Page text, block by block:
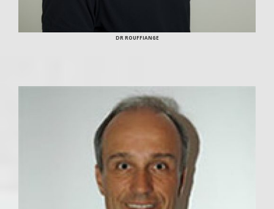
DR ROUFFIANGE